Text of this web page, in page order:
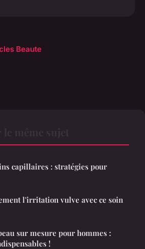
Beaute
capillaires : stratégies pour
l'irritation vulve avec ce soin
sur mesure pour hommes :
!